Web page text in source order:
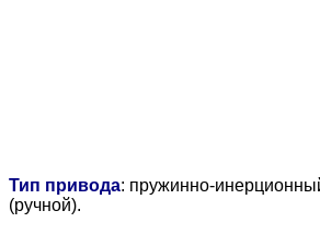
Тип привода: пружинно-
(ручной).